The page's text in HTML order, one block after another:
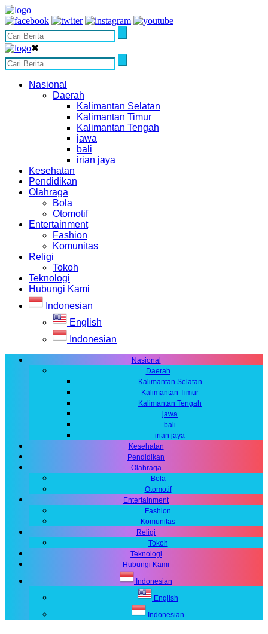
✖
Nasional
Daerah
Kalimantan Selatan
Kalimantan Timur
Kalimantan Tengah
jawa
bali
irian jaya
Kesehatan
Pendidikan
Olahraga
Bola
Otomotif
Entertainment
Fashion
Komunitas
Religi
Tokoh
Teknologi
Hubungi Kami
Indonesian
English
Indonesian
Nasional
Daerah
Kalimantan Selatan
Kalimantan Timur
Kalimantan Tengah
jawa
bali
irian jaya
Kesehatan
Pendidikan
Olahraga
Bola
Otomotif
Entertainment
Fashion
Komunitas
Religi
Tokoh
Teknologi
Hubungi Kami
Indonesian
English
Indonesian